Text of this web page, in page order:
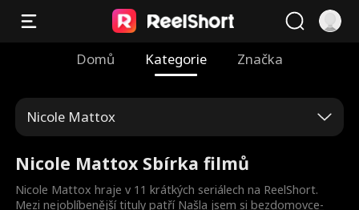
Domů Kategorie Značka
Nicole Mattox
Nicole Mattox Sbírka filmů
Nicole Mattox hraje v 11 krátkých seriálech na ReelShort.
Mezi nejoblíbenější tituly patří Našla jsem si bezdomovce-